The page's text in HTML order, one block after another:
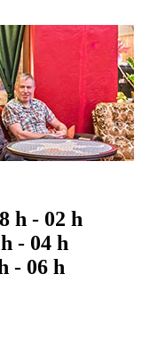
h - 02 h
- 04 h
- 06 h